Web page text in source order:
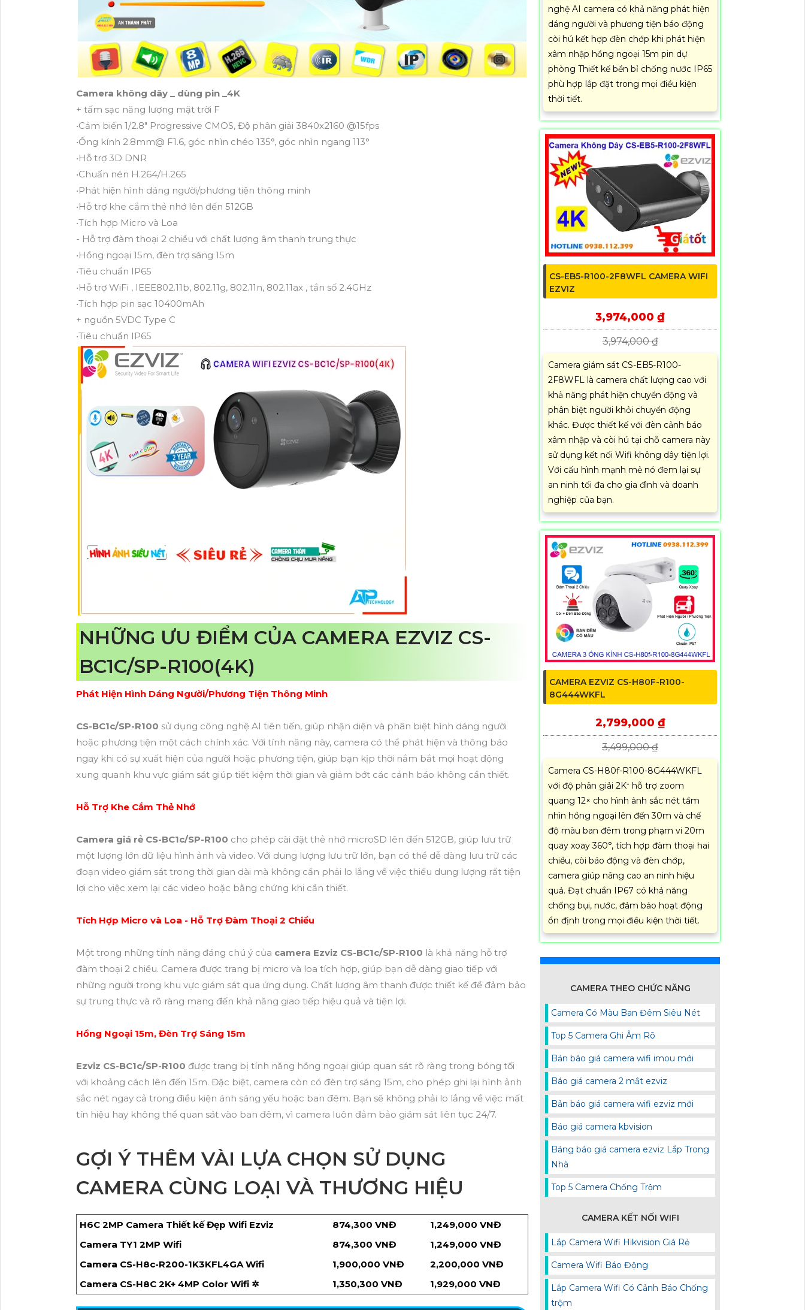
Camera không dây _ dùng pin _4K
+ tấm sạc năng lượng mặt trời F
•Cảm biến 1/2.8" Progressive CMOS, Độ phân giải 3840x2160 @15fps
•Ống kính 2.8mm@ F1.6, góc nhìn chéo 135°, góc nhìn ngang 113°
•Hỗ trợ 3D DNR
•Chuấn nén H.264/H.265
•Phát hiện hình dáng người/phương tiện thông minh
•Hỗ trợ khe cắm thẻ nhớ lên đến 512GB
•Tích hợp Micro và Loa
- Hỗ trợ đàm thoại 2 chiều với chất lượng âm thanh trung thực
•Hồng ngoại 15m, đèn trợ sáng 15m
•Tiêu chuẩn IP65
•Hỗ trợ WiFi , IEEE802.11b, 802.11g, 802.11n, 802.11ax , tần số 2.4GHz
•Tích hợp pin sạc 10400mAh
+ nguồn 5VDC Type C
•Tiêu chuẩn IP65
NHỮNG ƯU ĐIỂM CỦA CAMERA EZVIZ CS-
BC1C/SP-R100(4K)
Phát Hiện Hình Dáng Người/Phương Tiện Thông Minh
CS-BC1c/SP-R100 sử dụng công nghệ AI tiên tiến, giúp nhận diện và phân biệt hình dáng người
hoặc phương tiện một cách chính xác. Với tính năng này, camera có thể phát hiện và thông báo
ngay khi có sự xuất hiện của người hoặc phương tiện, giúp bạn kịp thời nắm bắt mọi hoạt động
xung quanh khu vực giám sát giúp tiết kiệm thời gian và giảm bớt các cảnh báo không cần thiết.
Hỗ Trợ Khe Cắm Thẻ Nhớ
Camera giá rẻ CS-BC1c/SP-R100 cho phép cài đặt thẻ nhớ microSD lên đến 512GB, giúp lưu trữ
một lượng lớn dữ liệu hình ảnh và video. Với dung lượng lưu trữ lớn, bạn có thể dễ dàng lưu trữ các
đoạn video giám sát trong thời gian dài mà không cần phải lo lắng về việc thiếu dung lượng rất tiện
lợi cho việc xem lại các video hoặc bằng chứng khi cần thiết.
Tích Hợp Micro và Loa - Hỗ Trợ Đàm Thoại 2 Chiều
Một trong những tính năng đáng chú ý của camera Ezviz CS-BC1c/SP-R100 là khả năng hỗ trợ
đàm thoại 2 chiều. Camera được trang bị micro và loa tích hợp, giúp bạn dễ dàng giao tiếp với
những người trong khu vực giám sát qua ứng dụng. Chất lượng âm thanh được thiết kế để đảm bảo
sự trung thực và rõ ràng mang đến khả năng giao tiếp hiệu quả và tiện lợi.
Hồng Ngoại 15m, Đèn Trợ Sáng 15m
Ezviz CS-BC1c/SP-R100 được trang bị tính năng hồng ngoại giúp quan sát rõ ràng trong bóng tối
với khoảng cách lên đến 15m. Đặc biệt, camera còn có đèn trợ sáng 15m, cho phép ghi lại hình ảnh
sắc nét ngay cả trong điều kiện ánh sáng yếu hoặc ban đêm. Bạn sẽ không phải lo lắng về việc mất
tín hiệu hay không thể quan sát vào ban đêm, vì camera luôn đảm bảo giám sát liên tục 24/7.
GỢI Ý THÊM VÀI LỰA CHỌN SỬ DỤNG
CAMERA CÙNG LOẠI VÀ THƯƠNG HIỆU
H6C 2MP Camera Thiết kế Đẹp Wifi Ezviz 874,300 VNĐ
1,249,000 VNĐ
Camera TY1 2MP Wifi
874,300 VNĐ
1,249,000 VNĐ
Camera CS-H8c-R200-1K3KFL4GA Wifi
1,900,000 VNĐ
2,200,000 VNĐ
Camera CS-H8C 2K+ 4MP Color Wifi ✲
1,350,300 VNĐ 1,929,000 VNĐ
nghệ AI camera có khả năng phát hiện
dáng người và phương tiện báo động
còi hú kết hợp đèn chớp khi phát hiện
xâm nhập hồng ngoại 15m pin dự
phòng Thiết kế bền bỉ chống nước IP65
phù hợp lắp đặt trong mọi điều kiện
thời tiết.
CS-EB5-R100-2F8WFL CAMERA WIFI
EZVIZ
3,974,000 ₫
3,974,000 ₫
Camera giám sát CS-EB5-R100-
2F8WFL là camera chất lượng cao với
khả năng phát hiện chuyển động và
phân biệt người khỏi chuyển động
khác. Được thiết kế với đèn cảnh báo
xâm nhập và còi hú tại chỗ camera này
sử dụng kết nối Wifi không dây tiện lợi.
Với cấu hình mạnh mẻ nó đem lại sự
an ninh tối đa cho gia đình và doanh
nghiệp của bạn.
CAMERA EZVIZ CS-H80F-R100-
8G444WKFL
2,799,000 ₫
3,499,000 ₫
Camera CS-H80f-R100-8G444WKFL
với độ phân giải 2K⁺ hỗ trợ zoom
quang 12× cho hình ảnh sắc nét tầm
nhìn hồng ngoại lên đến 30m và chế
độ màu ban đêm trong phạm vi 20m
quay xoay 360°, tích hợp đàm thoại hai
chiều, còi báo động và đèn chớp,
camera giúp nâng cao an ninh hiệu
quả. Đạt chuẩn IP67 có khả năng
chống bụi, nước, đảm bảo hoạt động
ổn định trong mọi điều kiện thời tiết.
CAMERA THEO CHỨC NĂNG
Camera Có Màu Ban Đêm Siêu Nét
Top 5 Camera Ghi Âm Rõ
Bản báo giá camera wifi imou mới
Báo giá camera 2 mắt ezviz
Bản báo giá camera wifi ezviz mới
Báo giá camera kbvision
Bảng báo giá camera ezviz Lắp Trong
Nhà
Top 5 Camera Chống Trộm
CAMERA KẾT NỐI WIFI
Lắp Camera Wifi Hikvision Giá Rẻ
Camera Wifi Báo Động
Lắp Camera Wifi Có Cảnh Báo Chống
trộm